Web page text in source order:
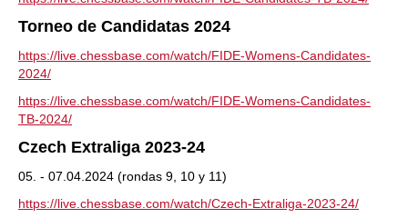
Torneo de Candidatas 2024
https://live.chessbase.com/watch/FIDE-Womens-Candidates-
2024/
https://live.chessbase.com/watch/FIDE-Womens-Candidates-
TB-2024/
Czech Extraliga 2023-24
05. - 07.04.2024 (rondas 9, 10 y 11)
https://live.chessbase.com/watch/Czech-Extraliga-2023-24/